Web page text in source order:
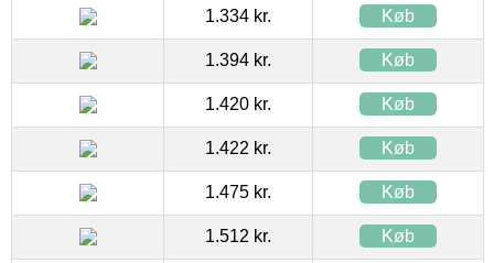
1.334 kr. Køb
1.394 kr. Køb
1.420 kr. Køb
1.422 kr. Køb
1.475 kr. Køb
1.512 kr. Køb